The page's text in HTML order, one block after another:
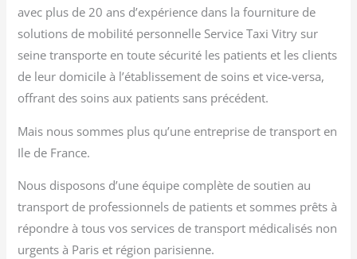
avec plus de 20 ans d’expérience dans la fourniture de
solutions de mobilité personnelle Service Taxi Vitry sur
seine transporte en toute sécurité les patients et les clients
de leur domicile à l’établissement de soins et vice-versa,
offrant des soins aux patients sans précédent.
Mais nous sommes plus qu’une entreprise de transport en
Ile de France.
Nous disposons d’une équipe complète de soutien au
transport de professionnels de patients et sommes prêts à
répondre à tous vos services de transport médicalisés non
urgents à Paris et région parisienne.